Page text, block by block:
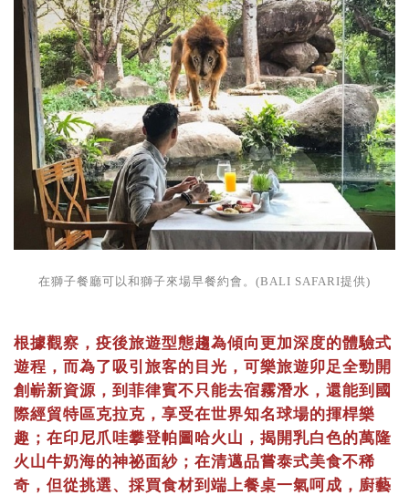
在獅子餐廳可以和獅子來場早餐約會。(BALI SAFARI提供)
根據觀察，疫後旅遊型態趨為傾向更加深度的體驗式
遊程，而為了吸引旅客的目光，可樂旅遊卯足全勁開
創嶄新資源，到菲律賓不只能去宿霧潛水，還能到國
際經貿特區克拉克，享受在世界知名球場的揮桿樂
趣；在印尼爪哇攀登帕圖哈火山，揭開乳白色的萬隆
火山牛奶海的神祕面紗；在清邁品嘗泰式美食不稀
奇，但從挑選、採買食材到端上餐桌一氣呵成，廚藝